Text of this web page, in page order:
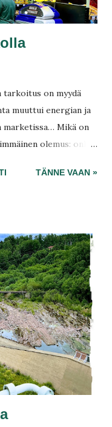
tarkoitus on myydä
muuttui energian ja
marketissa… Mikä on
olemus: onko
Kohta on
TÄNNE VAAN »